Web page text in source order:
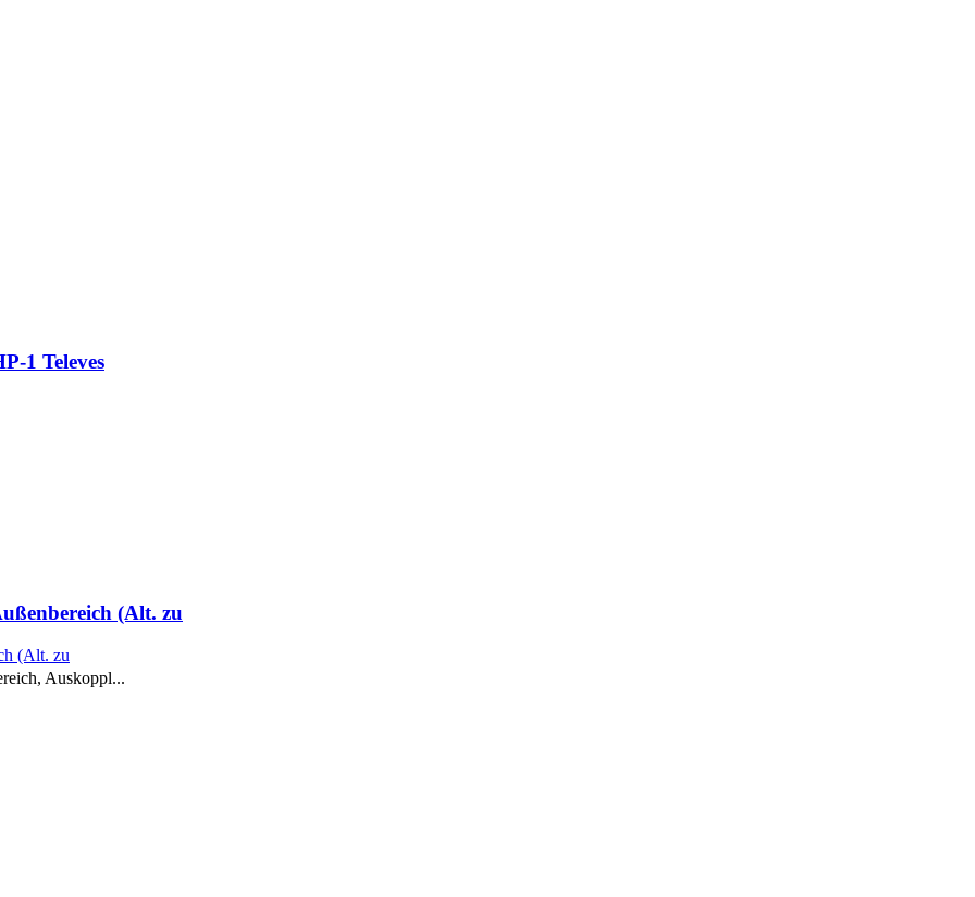
1 Televes
(Alt. zu
Auskoppl...